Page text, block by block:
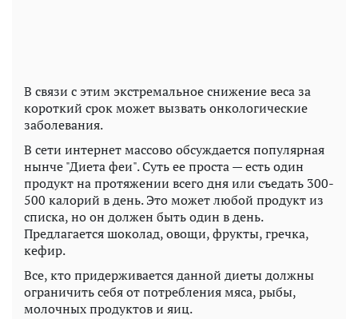
В связи с этим экстремальное снижение веса за
короткий срок может вызвать онкологические
заболевания.
В сети интернет массово обсуждается популярная
нынче "Диета феи". Суть ее проста — есть один
продукт на протяжении всего дня или съедать 300-
500 калорий в день. Это может любой продукт из
списка, но он должен быть один в день.
Предлагается шоколад, овощи, фрукты, гречка,
кефир.
Все, кто придерживается данной диеты должны
ограничить себя от потребления мяса, рыбы,
молочных продуктов и яиц.